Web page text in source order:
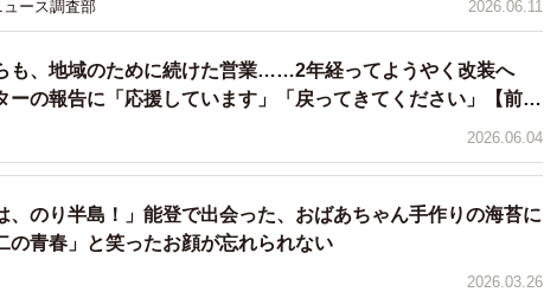
提供するために、「少しずつ壊して、少しずつ建てる」方向
町と折衝して、本来は一度で行う店舗の公費解体を「2段階」
ュース調査部 2026.06.11
も、地域のために続けた営業……2年経ってようやく改装へ
ーの報告に「応援しています」「戻ってきてください」【前
2026.06.04
、のり半島！」能登で出会った、おばあちゃん手作りの海苔に
青春」と笑ったお顔が忘れられない
2026.03.26